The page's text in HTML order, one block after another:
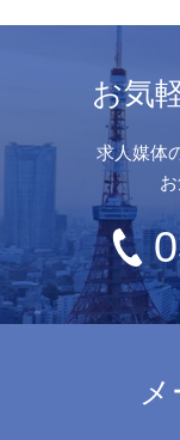
お気
求人媒体